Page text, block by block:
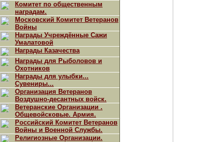
Комитет по общественным
наградам.
Московский Комитет Ветеранов
Войны
Награды Учреждённые Сажи
Умалатовой
Награды Казачества
Награды для Рыболовов и
Охотников
Награды для улыбки...
Сувениры...
Организация Ветеранов
Воздушно-десантных войск.
Ветеранские Организации .
Общевойсковые. Армия.
Российский Комитет Ветеранов
Войны и Военной Службы.
Религиозные Организации.